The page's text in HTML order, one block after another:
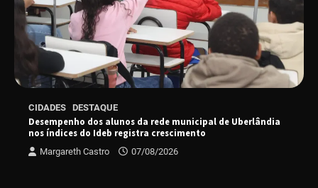
CIDADES DESTAQUE
Desempenho dos alunos da rede municipal de Uberlândia
nos índices do Ideb registra crescimento
Margareth Castro 07/08/2026
“Tom na Fazenda” retorna à Uberlândia após
sucesso absoluto em 2025
Senac em Uberlândia oferece curso gratuito
de Tricologia e Terapia Capilar